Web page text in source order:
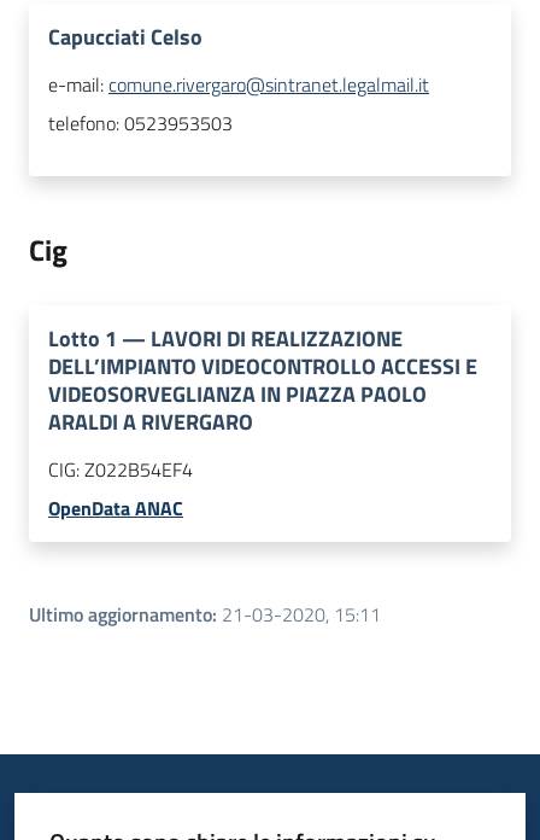
Capucciati Celso
e-mail:comune.rivergaro@sintranet.legalmail.it
telefono:0523953503
Cig
Lotto 1 — LAVORI DI REALIZZAZIONE
DELL’IMPIANTO VIDEOCONTROLLO ACCESSI E
VIDEOSORVEGLIANZA IN PIAZZA PAOLO
ARALDI A RIVERGARO
CIG:Z022B54EF4
OpenData ANAC
Ultimo aggiornamento: 21-03-2020, 15:11